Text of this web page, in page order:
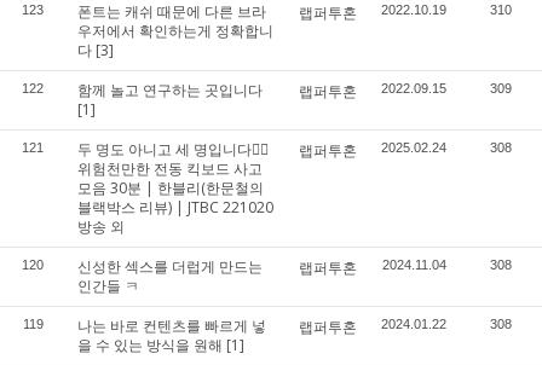
123
폰트는 캐쉬 때문에 다른 브라
우저에서 확인하는게 정확합니
다 [3]
랩퍼투혼 2022.10.19 310
122
함께 놀고 연구하는 곳입니다
[1]
랩퍼투혼 2022.09.15 309
121
두 명도 아니고 세 명입니다🤦‍♂️
위험천만한 전동 킥보드 사고
모음 30분 | 한블리(한문철의
블랙박스 리뷰) | JTBC 221020
방송 외
랩퍼투혼 2025.02.24 308
120
신성한 섹스를 더럽게 만드는
인간들 ㅋ
랩퍼투혼 2024.11.04 308
119
나는 바로 컨텐츠를 빠르게 넣
을 수 있는 방식을 원해 [1]
랩퍼투혼 2024.01.22 308